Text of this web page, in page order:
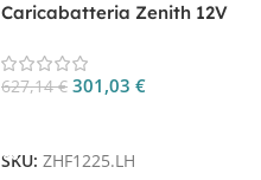
Caricabatteria Zenith 12V
ZHF1225.LH
627,14€ 301,03 €
SKU: ZHF1225.LH